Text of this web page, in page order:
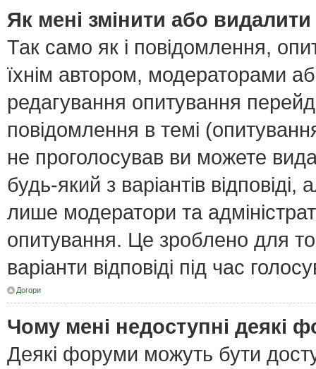
Як мені змінити або
Так само як і повідомлення,
їхнім автором, модераторами
редагування опитування
повідомлення в темі
не проголосував ви можете
будь-який з варіантів
лише модератори та
опитування. Це зроблено для
варіанти відповіді під час
Догори
Чому мені недоступні деякі
Деякі форуми можуть бути